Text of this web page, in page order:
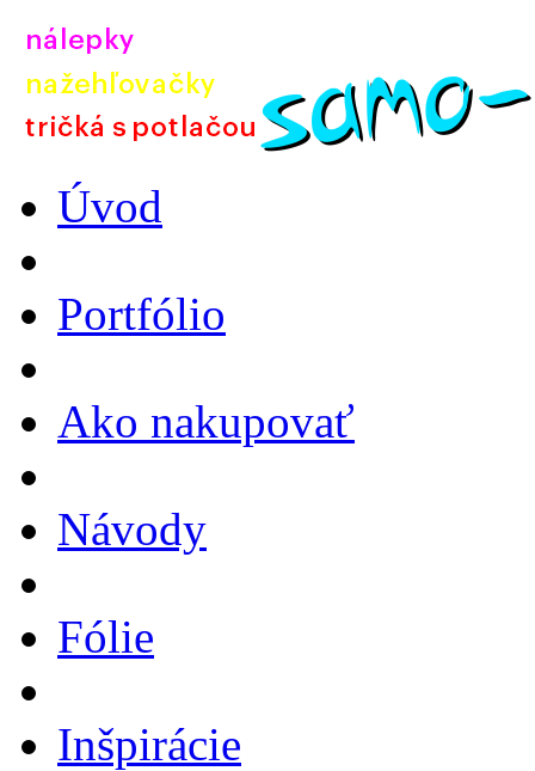
Úvod
Portfólio
Ako nakupovať
Návody
Fólie
Inšpirácie